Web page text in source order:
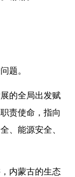
题。
的全局出发赋
责使命，指向
、能源安全、
内蒙古的生态